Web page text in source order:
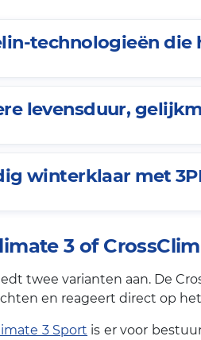
technologieën die
levensduur,
winterklaar met
3 of
twee varianten aan. De
en reageert direct op
3 Sport is er voor